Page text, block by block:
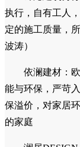
波涛商学院
艺/营销等实战课
提升课程费，装
繁构国际设
计，空间结构重
为创意价值付费
一无二的空间体验
锦沁建筑劳